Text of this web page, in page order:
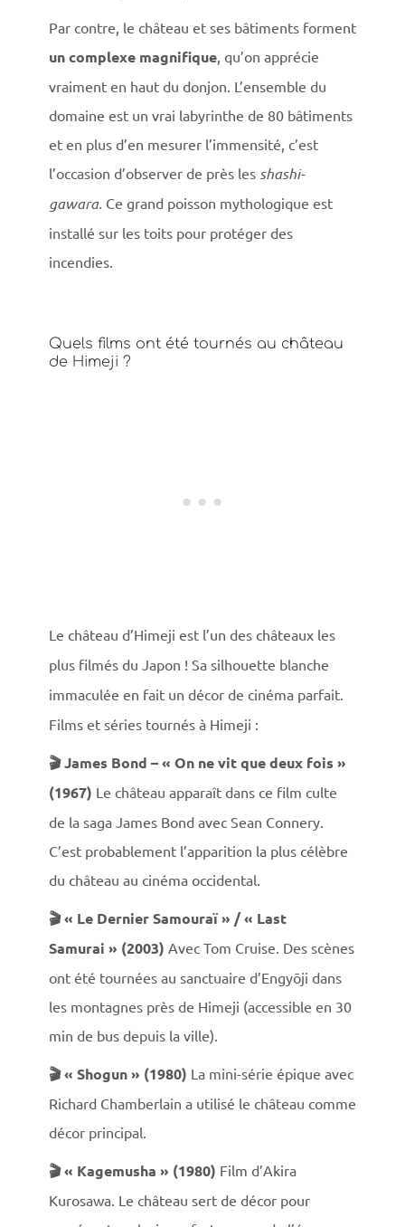
Par contre, le château et ses bâtiments forment
un complexe magnifique, qu’on apprécie
vraiment en haut du donjon. L’ensemble du
domaine est un vrai labyrinthe de 80 bâtiments
et en plus d’en mesurer l’immensité, c’est
l’occasion d’observer de près les shashi-
gawara. Ce grand poisson mythologique est
installé sur les toits pour protéger des
incendies.
Quels films ont été tournés au château
de Himeji ?
Le château d’Himeji est l’un des châteaux les
plus filmés du Japon ! Sa silhouette blanche
immaculée en fait un décor de cinéma parfait.
Films et séries tournés à Himeji :
🎬 James Bond – « On ne vit que deux fois »
(1967) Le château apparaît dans ce film culte
de la saga James Bond avec Sean Connery.
C’est probablement l’apparition la plus célèbre
du château au cinéma occidental.
🎬 « Le Dernier Samouraï » / « Last
Samurai » (2003) Avec Tom Cruise. Des scènes
ont été tournées au sanctuaire d’Engyōji dans
les montagnes près de Himeji (accessible en 30
min de bus depuis la ville).
🎬 « Shogun » (1980) La mini-série épique avec
Richard Chamberlain a utilisé le château comme
décor principal.
🎬 « Kagemusha » (1980) Film d’Akira
Kurosawa. Le château sert de décor pour